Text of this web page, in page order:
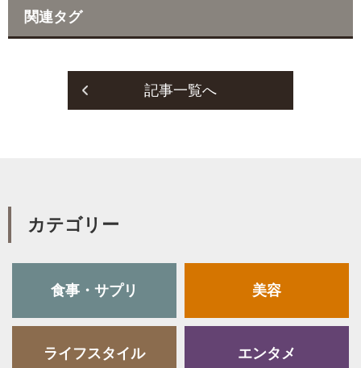
e
b
t
関連タグ
記事一覧へ
カテゴリー
食事・サプリ 美容
ライフスタイル エンタメ